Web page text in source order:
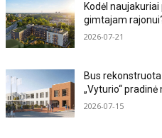
Kodėl
gimtajam
2026-07-21
Bus
„Vyturio“ pradinė
2026-07-15